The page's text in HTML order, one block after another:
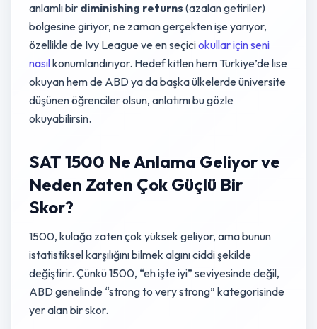
anlamlı bir diminishing returns (azalan getiriler)
bölgesine giriyor, ne zaman gerçekten işe yarıyor,
özellikle de Ivy League ve en seçiciokullar için seni
nasılkonumlandırıyor. Hedef kitlen hem Türkiye’de lise
okuyan hem de ABD ya da başka ülkelerde üniversite
düşünen öğrenciler olsun, anlatımı bu gözle
okuyabilirsin.
SAT 1500 Ne Anlama Geliyor ve
Neden Zaten Çok Güçlü Bir
Skor?
1500, kulağa zaten çok yüksek geliyor, ama bunun
istatistiksel karşılığını bilmek algını ciddi şekilde
değiştirir. Çünkü 1500, “eh işte iyi” seviyesinde değil,
ABD genelinde “strong to very strong” kategorisinde
yer alan bir skor.